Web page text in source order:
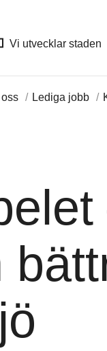
Vi utvecklar staden
Lediga jobb